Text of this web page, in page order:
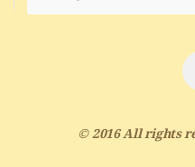
© 2016 All rights